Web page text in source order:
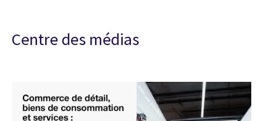
Centre des médias